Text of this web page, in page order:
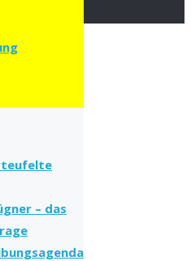
– das